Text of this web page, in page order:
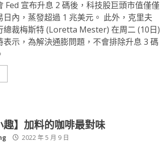
Fed 宣布升息 2 碼後，科技股巨頭市值僅僅
日內，蒸發超過 1 兆美元。 此外，克里夫
總裁梅斯特 (Loretta Mester) 在周二 (10日)
表示，為解決通膨問題，不會排除升息 3 碼
趣】加料的咖啡最對味
2022 年 5 月 9 日